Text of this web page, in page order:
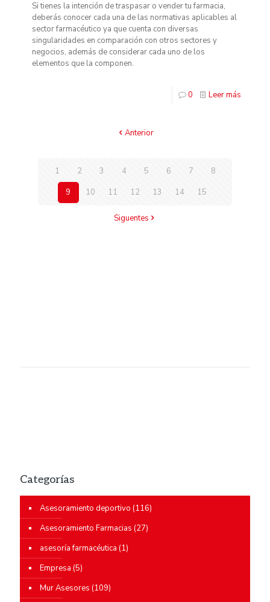
Si tienes la intención de traspasar o vender tu farmacia,
deberás conocer cada una de las normativas aplicables al
sector farmacéutico ya que cuenta con diversas
singularidades en comparación con otros sectores y
negocios, además de considerar cada uno de los
elementos que la componen.
0 Leer más
Anterior
1 2 3 4 5 6 7
8
9
10 11 12 13 14 15
Siguentes
Categorías
Asesoramiento deportivo (116)
Asesoramiento Farmacias (27)
asesoría farmacéutica (1)
Empresa (5)
Mur Asesores (109)